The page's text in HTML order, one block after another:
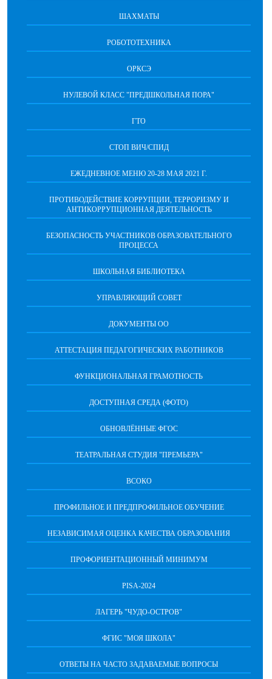
ШАХМАТЫ
РОБОТОТЕХНИКА
ОРКСЭ
НУЛЕВОЙ КЛАСС "ПРЕДШКОЛЬНАЯ ПОРА"
ГТО
СТОП ВИЧ/СПИД
ЕЖЕДНЕВНОЕ МЕНЮ 20-28 МАЯ 2021 Г.
ПРОТИВОДЕЙСТВИЕ КОРРУПЦИИ, ТЕРРОРИЗМУ И
АНТИКОРРУПЦИОННАЯ ДЕЯТЕЛЬНОСТЬ
БЕЗОПАСНОСТЬ УЧАСТНИКОВ ОБРАЗОВАТЕЛЬНОГО
ПРОЦЕССА
ШКОЛЬНАЯ БИБЛИОТЕКА
УПРАВЛЯЮЩИЙ СОВЕТ
ДОКУМЕНТЫ ОО
АТТЕСТАЦИЯ ПЕДАГОГИЧЕСКИХ РАБОТНИКОВ
ФУНКЦИОНАЛЬНАЯ ГРАМОТНОСТЬ
ДОСТУПНАЯ СРЕДА (ФОТО)
ОБНОВЛЁННЫЕ ФГОС
ТЕАТРАЛЬНАЯ СТУДИЯ "ПРЕМЬЕРА"
ВСОКО
ПРОФИЛЬНОЕ И ПРЕДПРОФИЛЬНОЕ ОБУЧЕНИЕ
НЕЗАВИСИМАЯ ОЦЕНКА КАЧЕСТВА ОБРАЗОВАНИЯ
ПРОФОРИЕНТАЦИОННЫЙ МИНИМУМ
PISA-2024
ЛАГЕРЬ "ЧУДО-ОСТРОВ"
ФГИС "МОЯ ШКОЛА"
ОТВЕТЫ НА ЧАСТО ЗАДАВАЕМЫЕ ВОПРОСЫ